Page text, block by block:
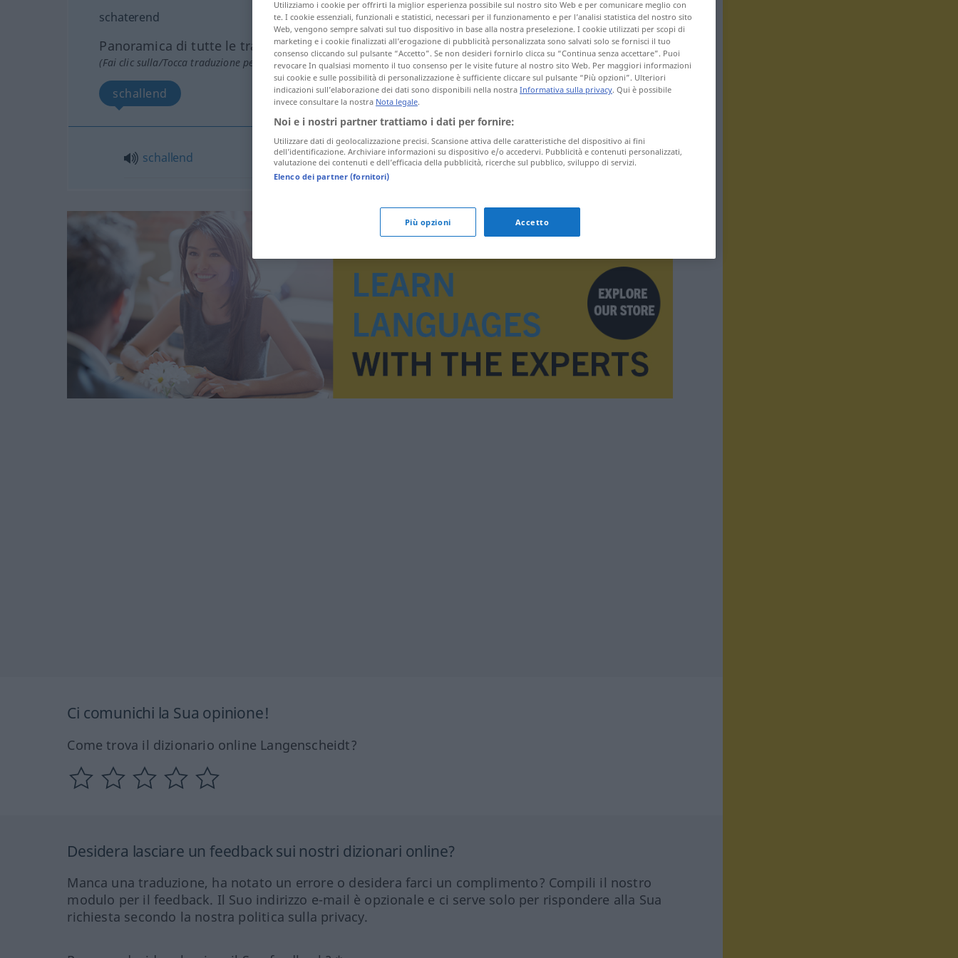
schaterend
Panoramica di tutte le traduzion
(Fai clic sulla/Tocca traduzione per maggiori dettagli)
schallend
schallend schaterend
Ci comunichi la Sua opinione!
Come trova il dizionario online Langenscheidt?
Desidera lasciare un feedback sui nostri dizionari online?
Manca una traduzione, ha notato un errore o desidera farci un complimento? Compili il nostro
modulo per il feedback. Il Suo indirizzo e-mail è opzionale e ci serve solo per rispondere alla Sua
richiesta secondo la nostra politica sulla privacy.
Utilizziamo i cookie per offrirti la miglior esperienza possibile sul nostro sito Web e per comunicare meglio con
te. I cookie essenziali, funzionali e statistici, necessari per il funzionamento e per l’analisi statistica del nostro sito
Web, vengono sempre salvati sul tuo dispositivo in base alla nostra preselezione. I cookie utilizzati per scopi di
marketing e i cookie finalizzati all’erogazione di pubblicità personalizzata sono salvati solo se fornisci il tuo
consenso cliccando sul pulsante “Accetto”. Se non desideri fornirlo clicca su “Continua senza accettare”. Puoi
revocare In qualsiasi momento il tuo consenso per le visite future al nostro sito Web. Per maggiori informazioni
sui cookie e sulle possibilità di personalizzazione è sufficiente cliccare sul pulsante “Più opzioni”. Ulteriori
indicazioni sull’elaborazione dei dati sono disponibili nella nostra Informativa sulla privacy. Qui è possibile
invece consultare la nostra Nota legale.
Noi e i nostri partner trattiamo i dati per fornire:
Utilizzare dati di geolocalizzazione precisi. Scansione attiva delle caratteristiche del dispositivo ai fini
dell’identificazione. Archiviare informazioni su dispositivo e/o accedervi. Pubblicità e contenuti personalizzati,
valutazione dei contenuti e dell’efficacia della pubblicità, ricerche sul pubblico, sviluppo di servizi.
Elenco dei partner (fornitori)
Più opzioni Accetto